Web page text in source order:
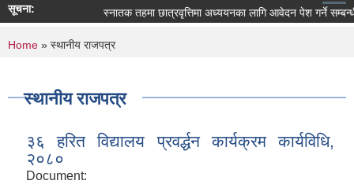
सूचना: स्नातक तहमा छात्रवृत्तिमा अध्ययनका लागि आवेदन पेश गर्ने
You are here
Home » स्थानीय राजपत्र
स्थानीय राजपत्र
३६ हरित विद्यालय प्रवर्द्धन कार्यक्रम कार्यविधि,
२०८०
Document: